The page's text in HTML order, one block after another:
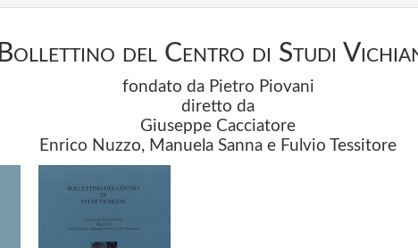
Bollettino del Centro di Studi
fondato da Pietro Piovani
diretto da
Giuseppe Cacciatore
Enrico Nuzzo, Manuela Sanna e Fulvio Tessitore